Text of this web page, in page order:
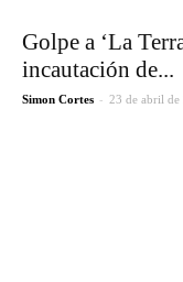
Golpe a ‘La
incautación de...
Simon Cortes - 23 de abril de